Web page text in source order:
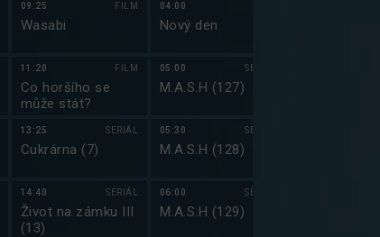
09:25 FILM
Wasabi
11:20 FILM
Co horšího se
může stát?
13:25 SERIÁL
Cukrárna (7)
14:40 SERIÁL
Život na zámku III
(13)
04:00
Nový den
05:00 SERIÁL
M.A.S.H (127)
05:30 SERIÁL
M.A.S.H (128)
06:00 SERIÁL
M.A.S.H (129)